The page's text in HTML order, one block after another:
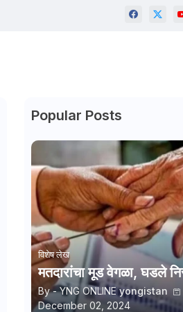
Popular Posts
विशेष लेख
मतदारांचा मूड वेगळा, घडले
By - YNG ONLINE yongistan
December 02, 2024